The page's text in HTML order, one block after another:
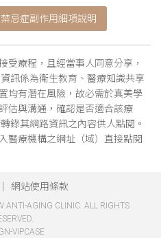
忌症副作用細項說明
受療程，且經當事人同意分享，
訊係為衛生教育、醫療知識共享
均有潛在風險，故必需於真美學
估與溝通，確認是否適合該療
錄其網路資訊之內容供人點閱。
醫療機構之網址（域）直接點閱
網站使用條款
ANTI-AGING CLINIC. ALL RIGHTS
VIPCASE